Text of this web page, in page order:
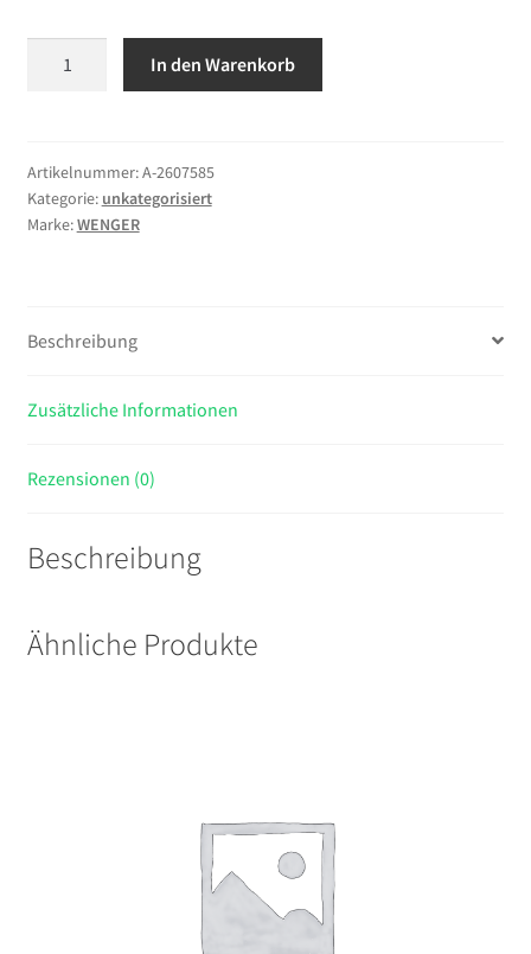
fuer
15,6
bis
17,3Zoll
Laptop
Menge
In den Warenkorb
Artikelnummer:A-2607585
Kategorie: unkategorisiert
Marke:WENGER
Beschreibung
Zusätzliche Informationen
Rezensionen (0)
Beschreibung
Ähnliche Produkte